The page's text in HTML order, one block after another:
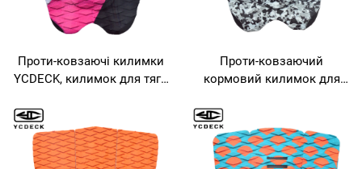
Проти-ковзаючі килимки
YCDECK, килимок для тяги
Проти-ковзаючий
кормовий килимок для